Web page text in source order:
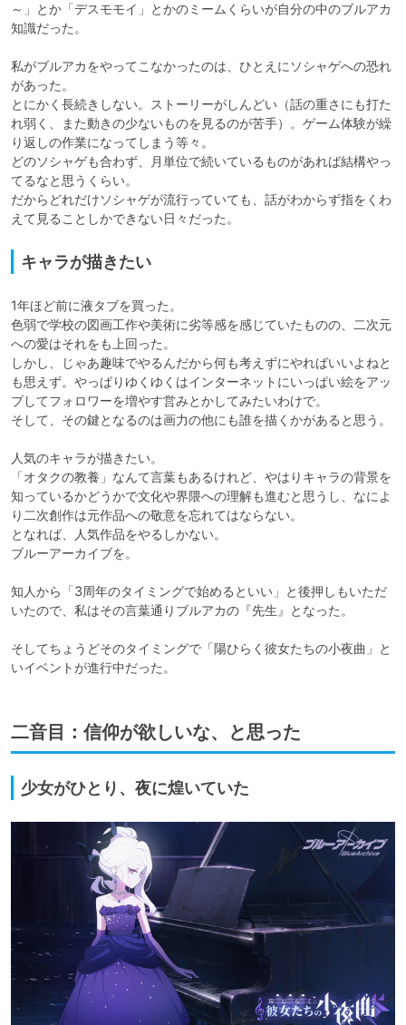
～」とか「デスモモイ」とかのミームくらいが自分の中のブルアカ
知識だった。
私がブルアカをやってこなかったのは、ひとえにソシャゲへの恐れ
があった。
とにかく長続きしない。ストーリーがしんどい（話の重さにも打た
れ弱く、また動きの少ないものを見るのが苦手）。ゲーム体験が繰
り返しの作業になってしまう等々。
どのソシャゲも合わず、月単位で続いているものがあれば結構やっ
てるなと思うくらい。
だからどれだけソシャゲが流行っていても、話がわからず指をくわ
えて見ることしかできない日々だった。
キャラが描きたい
1年ほど前に液タブを買った。
色弱で学校の図画工作や美術に劣等感を感じていたものの、二次元
への愛はそれをも上回った。
しかし、じゃあ趣味でやるんだから何も考えずにやればいいよねと
も思えず。やっぱりゆくゆくはインターネットにいっぱい絵をアッ
プしてフォロワーを増やす営みとかしてみたいわけで。
そして、その鍵となるのは画力の他にも誰を描くかがあると思う。
人気のキャラが描きたい。
「オタクの教養」なんて言葉もあるけれど、やはりキャラの背景を
知っているかどうかで文化や界隈への理解も進むと思うし、なによ
り二次創作は元作品への敬意を忘れてはならない。
となれば、人気作品をやるしかない。
ブルーアーカイブを。
知人から「3周年のタイミングで始めるといい」と後押しもいただ
いたので、私はその言葉通りブルアカの『先生』となった。
そしてちょうどそのタイミングで「陽ひらく彼女たちの小夜曲」と
いイベントが進行中だった。
二音目：信仰が欲しいな、と思った
少女がひとり、夜に煌いていた